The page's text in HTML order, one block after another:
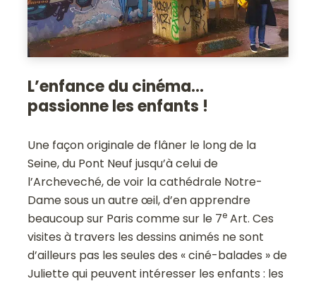
L’enfance du cinéma…
passionne les enfants !
Une façon originale de flâner le long de la
Seine, du Pont Neuf jusqu’à celui de
l’Archeveché, de voir la cathédrale Notre-
Dame sous un autre œil, d’en apprendre
beaucoup sur Paris comme sur le 7e Art. Ces
visites à travers les dessins animés ne sont
d’ailleurs pas les seules des « ciné-balades » de
Juliette qui peuvent intéresser les enfants : les